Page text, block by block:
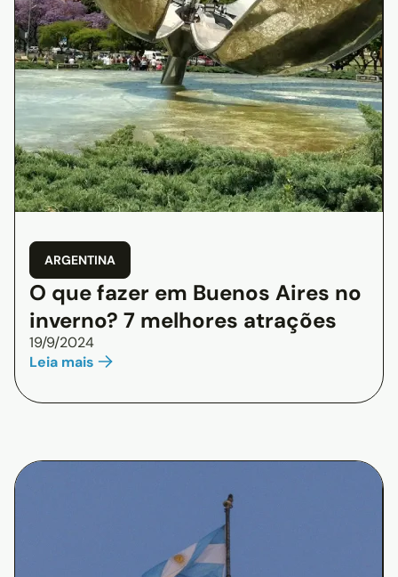
ARGENTINA
O que fazer em Buenos Aires no
inverno? 7 melhores atrações
19/9/2024
Leia mais